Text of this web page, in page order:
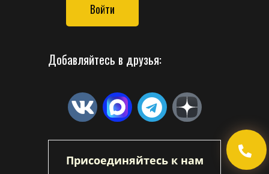
Войти
Добавляйтесь в друзья:
Присоединяйтесь к нам